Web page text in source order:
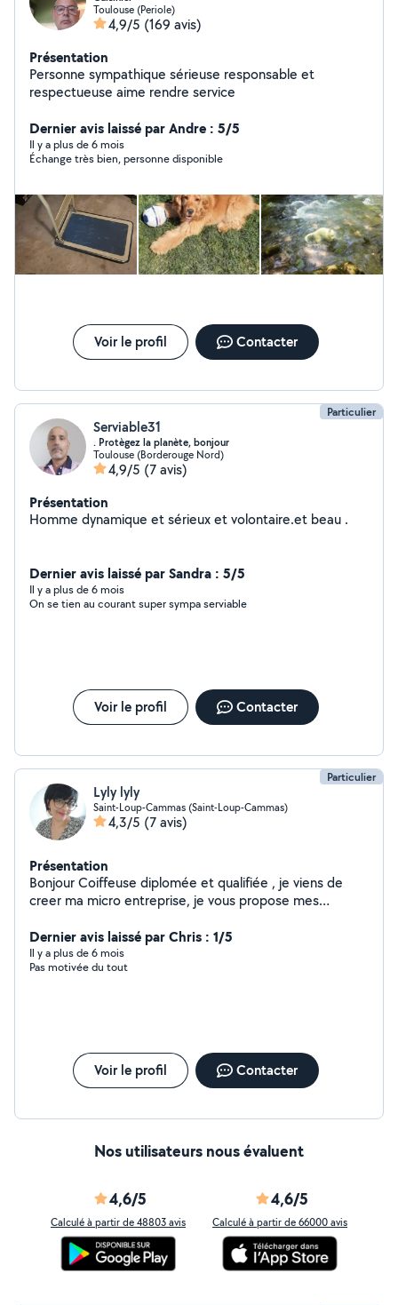
Toulouse (Periole)
4,9/5 (169 avis)
Présentation
Personne sympathique sérieuse responsable et
respectueuse aime rendre service
Dernier avis laissé par Andre : 5/5
Il y a plus de 6 mois
Échange très bien, personne disponible
Voir le profil Contacter
Particulier
Serviable31
. Protègez la planète, bonjour
Toulouse (Borderouge Nord)
4,9/5 (7 avis)
Présentation
Homme dynamique et sérieux et volontaire.et beau .
Dernier avis laissé par Sandra : 5/5
Il y a plus de 6 mois
On se tien au courant super sympa serviable
Voir le profil Contacter
Particulier
Lyly lyly
Saint-Loup-Cammas (Saint-Loup-Cammas)
4,3/5 (7 avis)
Présentation
Bonjour Coiffeuse diplomée et qualifiée , je viens de
creer ma micro entreprise, je vous propose mes
pour toutes informations sur les prestations et tarifs. A
bientôt
Dernier avis laissé par Chris : 1/5
Il y a plus de 6 mois
Pas motivée du tout
Voir le profil Contacter
Nos utilisateurs nous évaluent
4,6/5
Calculé à partir de 48803 avis
4,6/5
Calculé à partir de 66000 avis